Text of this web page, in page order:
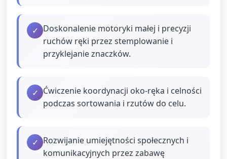
✓ Doskonalenie motoryki małej i precyzji
ruchów ręki przez stemplowanie i
przyklejanie znaczków.
✓ Ćwiczenie koordynacji oko‑ręka i celności
podczas sortowania i rzutów do celu.
✓ Rozwijanie umiejętności społecznych i
komunikacyjnych przez zabawę